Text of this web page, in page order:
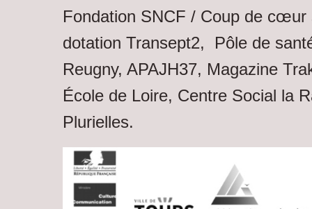
Fondation SNCF / Coup de cœur
dotation Transept2, Pôle de
Reugny, APAJH37, Magazine
École de Loire, Centre Social la
Plurielles.